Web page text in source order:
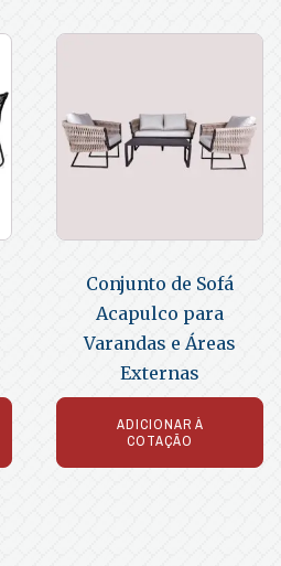
Conjunto de Sofá
Acapulco para
Varandas e Áreas
Externas
ADICIONAR À
COTAÇÃO